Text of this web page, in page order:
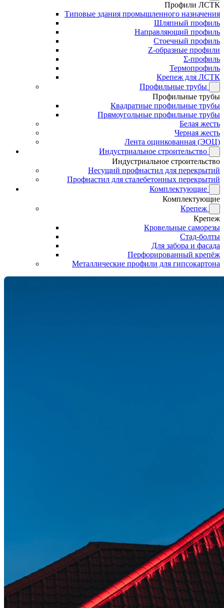
Профили ЛСТК
Типовые здания промышленного назначения
Шляпный профиль
Направляющий профиль
Стоечный профиль
Z-образные профили
Σ-профиль
Термопрофиль
Крепеж для ЛСТК
Профильные трубы
Профильные трубы
Квадратные профильные трубы
Прямоугольные профильные трубы
Белая жесть
Черная жесть
Лента оцинкованная (ЭОЦ)
Индустриальное строительство
Индустриальное строительство
Несущий профнастил для перекрытий
Профнастил для сталебетонных перекрытий
Комплектующие
Комплектующие
Крепеж
Крепеж
Кровельные саморезы
Стад-болты
Для забора и фасада
Перфорированный крепёж
Металлические профили для гипсокартона